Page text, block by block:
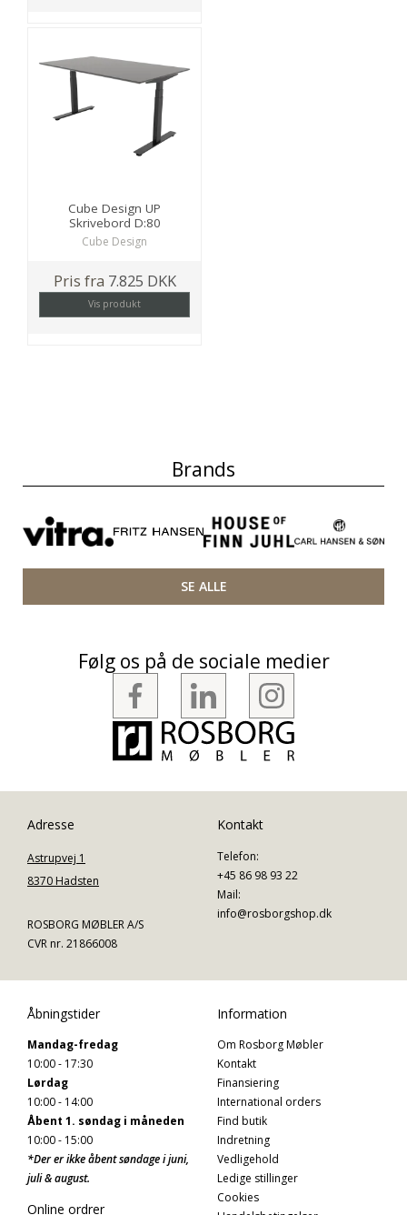
Cube Design UP
Skrivebord D:80
Cube Design
Pris fra 7.825 DKK
Vis produkt
Brands
SE ALLE
Følg os på de sociale medier
Adresse
Astrupvej 1
8370 Hadsten
ROSBORG MØBLER A/S
CVR nr. 21866008
Kontakt
Telefon:
+45 86 98 93 22
Mail:
info@rosborgshop.dk
Åbningstider
Mandag-fredag
10:00 - 17:30
Lørdag
10:00 - 14:00
Åbent 1. søndag i måneden
10:00 - 15:00
*Der er ikke åbent søndage i juni,
juli & august.
Online ordrer
Information
Om Rosborg Møbler
Kontakt
Finansiering
International orders
Find butik
Indretning
Vedligehold
Ledige stillinger
Cookies